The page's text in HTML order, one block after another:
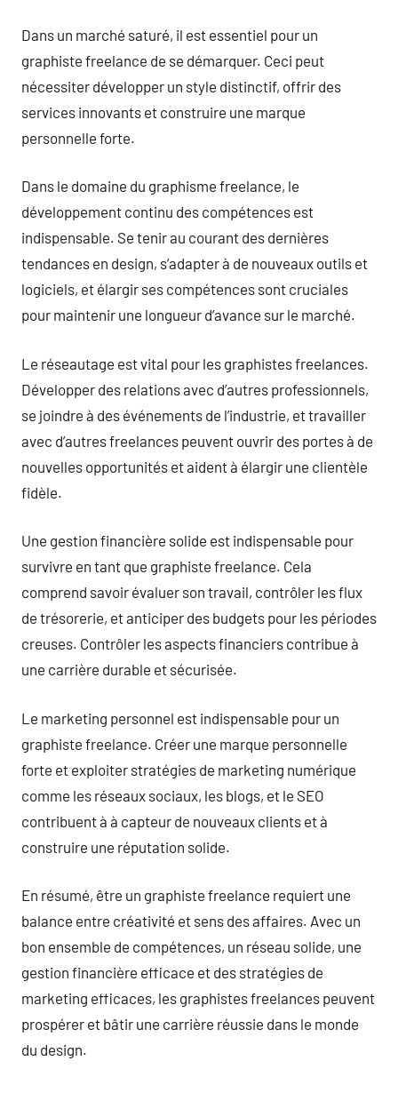
Dans un marché saturé, il est essentiel pour un
graphiste freelance de se démarquer. Ceci peut
nécessiter développer un style distinctif, offrir des
services innovants et construire une marque
personnelle forte.
Dans le domaine du graphisme freelance, le
développement continu des compétences est
indispensable. Se tenir au courant des dernières
tendances en design, s’adapter à de nouveaux outils et
logiciels, et élargir ses compétences sont cruciales
pour maintenir une longueur d’avance sur le marché.
Le réseautage est vital pour les graphistes freelances.
Développer des relations avec d’autres professionnels,
se joindre à des événements de l’industrie, et travailler
avec d’autres freelances peuvent ouvrir des portes à de
nouvelles opportunités et aident à élargir une clientèle
fidèle.
Une gestion financière solide est indispensable pour
survivre en tant que graphiste freelance. Cela
comprend savoir évaluer son travail, contrôler les flux
de trésorerie, et anticiper des budgets pour les périodes
creuses. Contrôler les aspects financiers contribue à
une carrière durable et sécurisée.
Le marketing personnel est indispensable pour un
graphiste freelance. Créer une marque personnelle
forte et exploiter stratégies de marketing numérique
comme les réseaux sociaux, les blogs, et le SEO
contribuent à à capteur de nouveaux clients et à
construire une réputation solide.
En résumé, être un graphiste freelance requiert une
balance entre créativité et sens des affaires. Avec un
bon ensemble de compétences, un réseau solide, une
gestion financière efficace et des stratégies de
marketing efficaces, les graphistes freelances peuvent
prospérer et bâtir une carrière réussie dans le monde
du design.